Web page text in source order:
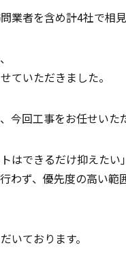
者を含め計4社で相
ていただきました。
回工事をお任せいた
できるだけ抑えたい
わず、優先度の高い範
いております。